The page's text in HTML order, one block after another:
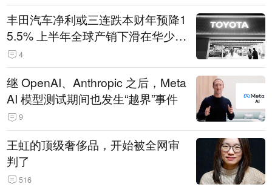
丰田汽车净利或三连跌本财年预降1
5.5% 上半年全球产销下滑在华少卖
14.3万辆
4
继 OpenAI、Anthropic 之后，Meta
AI 模型测试期间也发生“越界”事件
9
王虹的顶级奢侈品，开始被全网审
判了
516